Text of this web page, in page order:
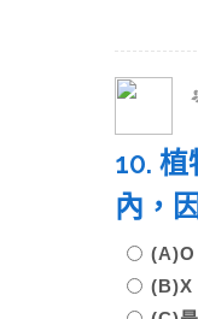
10.
內，